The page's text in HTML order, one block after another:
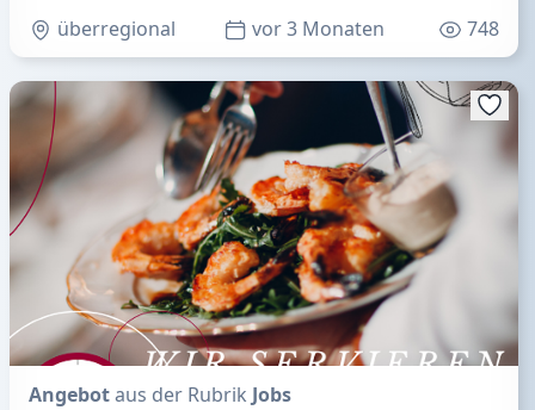
überregional
vor 3 Monaten 748
Angebotaus der Rubrik Jobs